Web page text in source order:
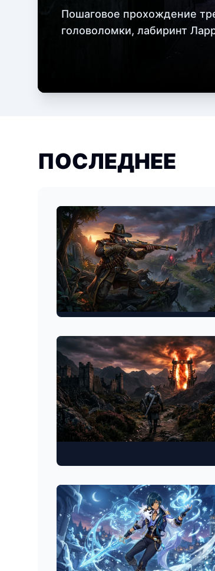
Пошаговое прохождение
головоломки, лабиринт
ПОСЛЕДНЕЕ